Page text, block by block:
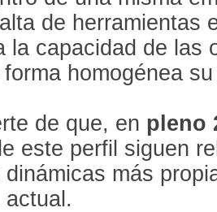
de herramientas
la capacidad de las
homogénea
de que, en pleno
este perfil siguen
dinámicas más